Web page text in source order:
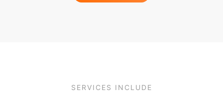
SERVICES INCLUDE